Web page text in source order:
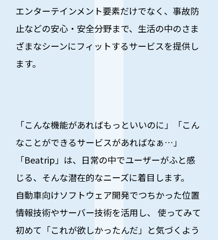
エンターテインメント要素だけでなく、事故防
止などの安心・安全分野まで、生活の中のさま
ざまなシーンにフィットするサービスを提供し
ます。
「こんな機能があればもっといいのに」「こん
なことができるサービスがあればなぁ…」
「Beatrip」は、日常の中でユーザーがふと感
じる、そんな潜在的なニーズに着目します。
自動車向けソフトウェア開発でつちかった位置
情報技術やサーバー技術を活用し、 使ってみて
初めて「これが欲しかったんだ」と気づくよう